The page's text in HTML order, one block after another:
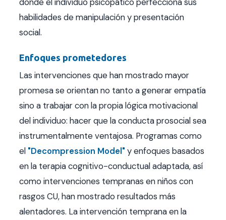
habilidades de manipulación y presentación
social.
Enfoques prometedores
Las intervenciones que han mostrado mayor
promesa se orientan no tanto a generar empatía
sino a trabajar con la propia lógica motivacional
del individuo: hacer que la conducta prosocial sea
instrumentalmente ventajosa. Programas como
el "Decompression Model" y enfoques basados
en la terapia cognitivo-conductual adaptada, así
como intervenciones tempranas en niños con
rasgos CU, han mostrado resultados más
alentadores. La intervención temprana en la